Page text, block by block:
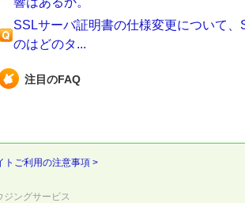
SSLサーバ証明書の仕様変更について
のはどのタ...
注目のFAQ
トご利用の注意事項 >
ジングサービス